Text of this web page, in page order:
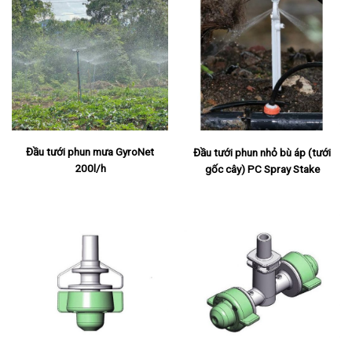
Đầu tưới phun mưa GyroNet
200l/h
Đầu tưới phun nhỏ bù áp (tưới
gốc cây) PC Spray Stake